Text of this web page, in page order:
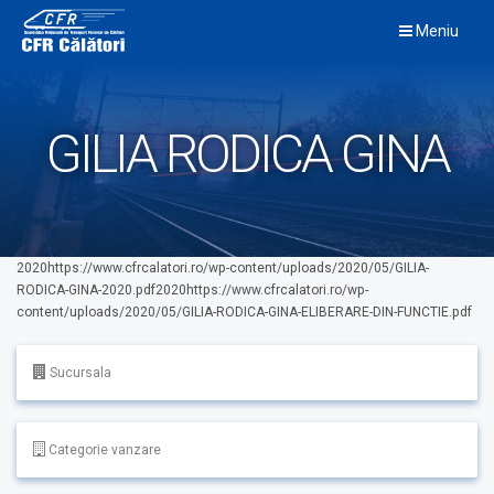
content
Meniu
GILIA RODICA GINA
2020https://www.cfrcalatori.ro/wp-content/uploads/2020/05/GILIA-
RODICA-GINA-2020.pdf2020https://www.cfrcalatori.ro/wp-
content/uploads/2020/05/GILIA-RODICA-GINA-ELIBERARE-DIN-FUNCTIE.pdf
Sucursala
Categorie vanzare